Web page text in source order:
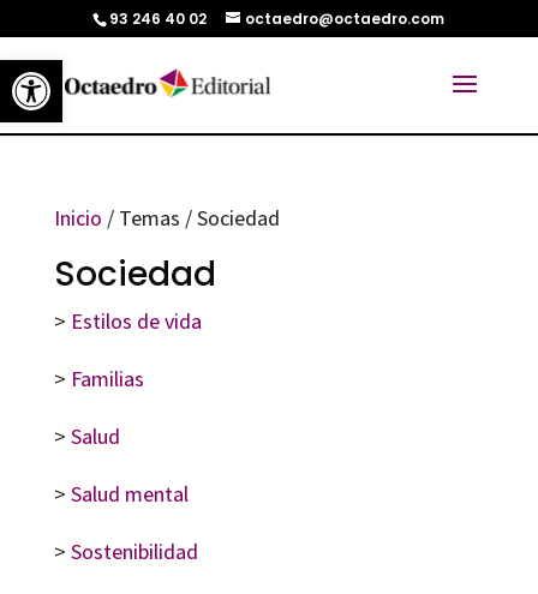
Abrir barra de herramientas
93 246 40 02 octaedro@octaedro.com
Inicio / Temas / Sociedad
Sociedad
> Estilos de vida
> Familias
> Salud
> Salud mental
> Sostenibilidad